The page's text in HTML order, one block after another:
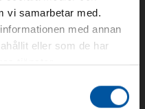
vi samarbetar med.
med annan
eller som de har
tjänster.